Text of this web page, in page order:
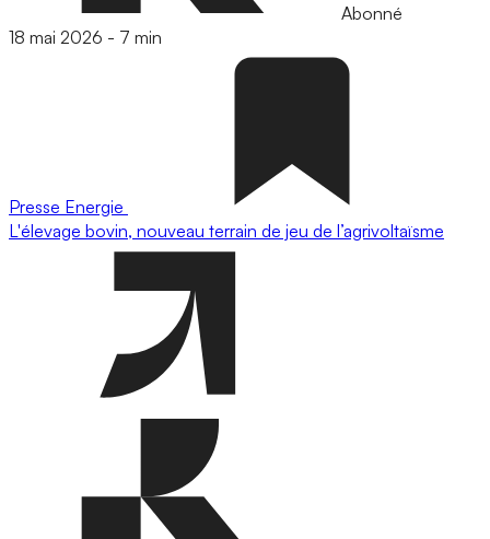
Abonné
18 mai 2026 - 7 min
Presse Energie
L'élevage bovin, nouveau terrain de jeu de l’agrivoltaïsme